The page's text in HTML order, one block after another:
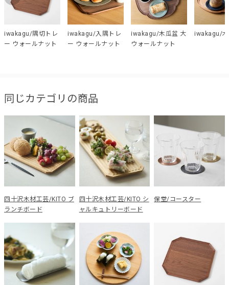
iwakagu/隅切トレ
ー ウォールナット
iwakagu/入隅トレ
ー ウォールナット
iwakagu/木瓜盆 大
ウォールナット
iwakagu/
同じカテゴリの商品
四十沢木材工芸/KITO ブ
ランチボード
四十沢木材工芸/KITO シ
ャルキュトリーボード
保堂/コースター